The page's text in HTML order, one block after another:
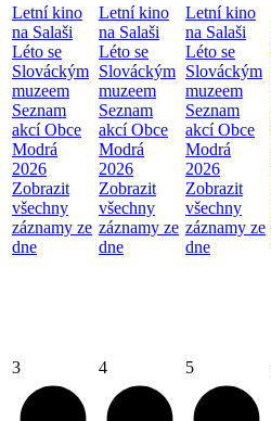
Letní kino
na Salaši
Léto se
Slováckým
muzeem
Seznam
akcí Obce
Modrá
2026
Zobrazit
všechny
záznamy ze
dne
Letní kino
na Salaši
Léto se
Slováckým
muzeem
Seznam
akcí Obce
Modrá
2026
Zobrazit
všechny
záznamy ze
dne
Letní kino
na Salaši
Léto se
Slováckým
muzeem
Seznam
akcí Obce
Modrá
2026
Zobrazit
všechny
záznamy ze
dne
3 4 5